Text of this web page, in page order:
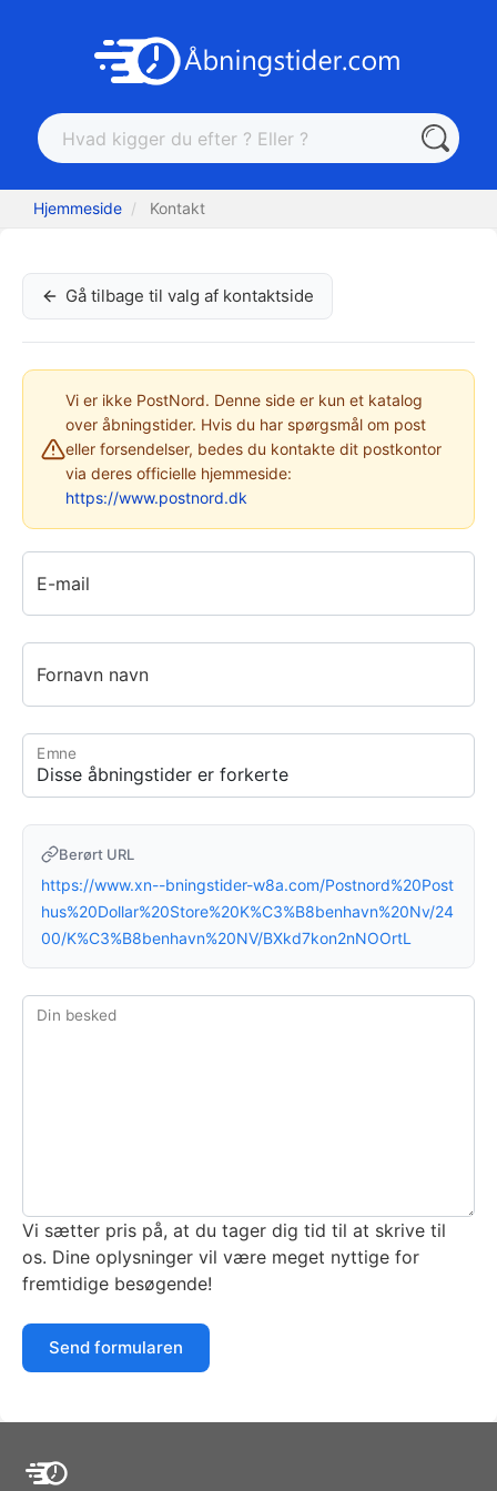
Hjemmeside Kontakt
Gå tilbage til valg af kontaktside
Vi er ikke PostNord. Denne side er kun et katalog
over åbningstider. Hvis du har spørgsmål om post
eller forsendelser, bedes du kontakte dit postkontor
via deres officielle hjemmeside:
https://www.postnord.dk
E-mail
Fornavn navn
Emne
Berørt URL
https://www.xn--bningstider-w8a.com/Postnord%20Post
hus%20Dollar%20Store%20K%C3%B8benhavn%20Nv/24
00/K%C3%B8benhavn%20NV/BXkd7kon2nNOOrtL
Din besked
Vi sætter pris på, at du tager dig tid til at skrive til
os. Dine oplysninger vil være meget nyttige for
fremtidige besøgende!
Send formularen